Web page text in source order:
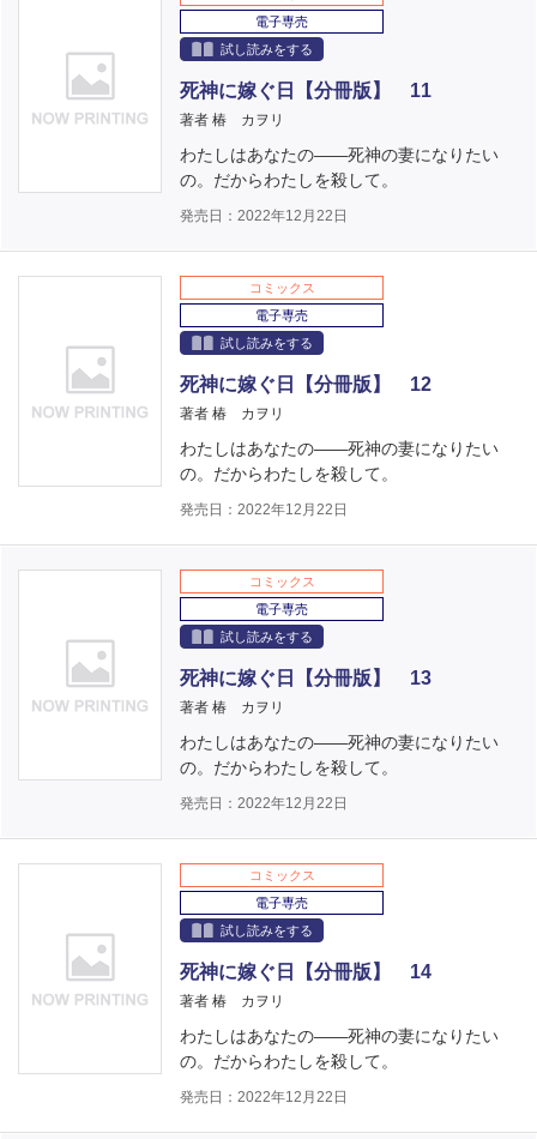
電子専売
試し読みをする
死神に嫁ぐ日【分冊版】 11
著者 椿 カヲリ
わたしはあなたの――死神の妻になりたい
の。だからわたしを殺して。
発売日：2022年12月22日
コミックス
電子専売
試し読みをする
死神に嫁ぐ日【分冊版】 12
著者 椿 カヲリ
わたしはあなたの――死神の妻になりたい
の。だからわたしを殺して。
発売日：2022年12月22日
コミックス
電子専売
試し読みをする
死神に嫁ぐ日【分冊版】 13
著者 椿 カヲリ
わたしはあなたの――死神の妻になりたい
の。だからわたしを殺して。
発売日：2022年12月22日
コミックス
電子専売
試し読みをする
死神に嫁ぐ日【分冊版】 14
著者 椿 カヲリ
わたしはあなたの――死神の妻になりたい
の。だからわたしを殺して。
発売日：2022年12月22日